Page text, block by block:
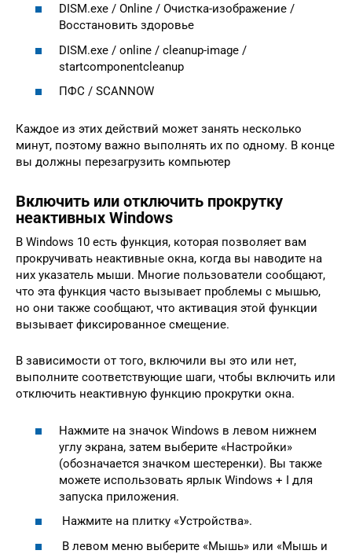
DISM.exe / Online / Очистка-изображение /
Восстановить здоровье
DISM.exe / online / cleanup-image /
startcomponentcleanup
ПФС / SCANNOW
Каждое из этих действий может занять несколько
минут, поэтому важно выполнять их по одному. В конце
вы должны перезагрузить компьютер
Включить или отключить прокрутку
неактивных Windows
В Windows 10 есть функция, которая позволяет вам
прокручивать неактивные окна, когда вы наводите на
них указатель мыши. Многие пользователи сообщают,
что эта функция часто вызывает проблемы с мышью,
но они также сообщают, что активация этой функции
вызывает фиксированное смещение.
В зависимости от того, включили вы это или нет,
выполните соответствующие шаги, чтобы включить или
отключить неактивную функцию прокрутки окна.
Нажмите на значок Windows в левом нижнем
углу экрана, затем выберите «Настройки»
(обозначается значком шестеренки). Вы также
можете использовать ярлык Windows + I для
запуска приложения.
Нажмите на плитку «Устройства».
В левом меню выберите «Мышь» или «Мышь и